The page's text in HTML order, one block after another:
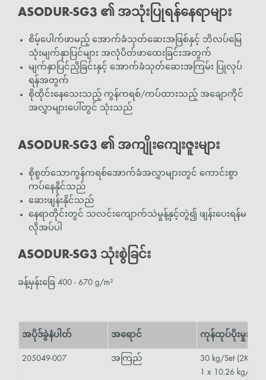
ASODUR-SG3 ၏ အသုံးပြုရန်နေရာများ
စိမ့်ပေါက်ဖာမည့် အောက်ခံသုတ်ဆေးအဖြစ်နှင့် ဘိလပ်မြေ
သုံးမျက်နှာပြင်များ အလုံပိတ်ဖာထေးခြင်းအတွက်
မျက်နှာပြင်ညှိခြင်းနှင့် အောက်ခံသုတ်ဆေးအကြမ်း ပြုလုပ်
ရန်အတွက်
စိုထိုင်းနေသေးသည့် ကွန်ကရစ်/ကပ်ထားသည့် အချောကိုင်
အလွှာများပေါ်တွင် သုံးသည်
ASODUR-SG3 ၏ အကျိုးကျေးဇူးများ
စိုစွတ်သောကွန်ကရစ်အောက်ခံအလွှာများတွင် ကောင်းစွာ
ကပ်နေနိုင်သည်
ဆေးဖျန်းနိုင်သည်
နေရာတိုင်းတွင် သလင်းကျောက်သဲမှုန့်နှင့်တွဲ၍ ဖျန်းပေးရန်မ
လိုအပ်ပါ
ASODUR-SG3 သုံးစွဲခြင်း
ခန့်မှန်းခြေ 400 - 670 g/m²
အပိုဒ်ခွဲနံပါတ် အရောင် ကုန်ထုပ်ပိုးမှုအရွ
205049-007 အကြည်
30 kg/Set (2K)
1 x 10.26 kg/ဗူး